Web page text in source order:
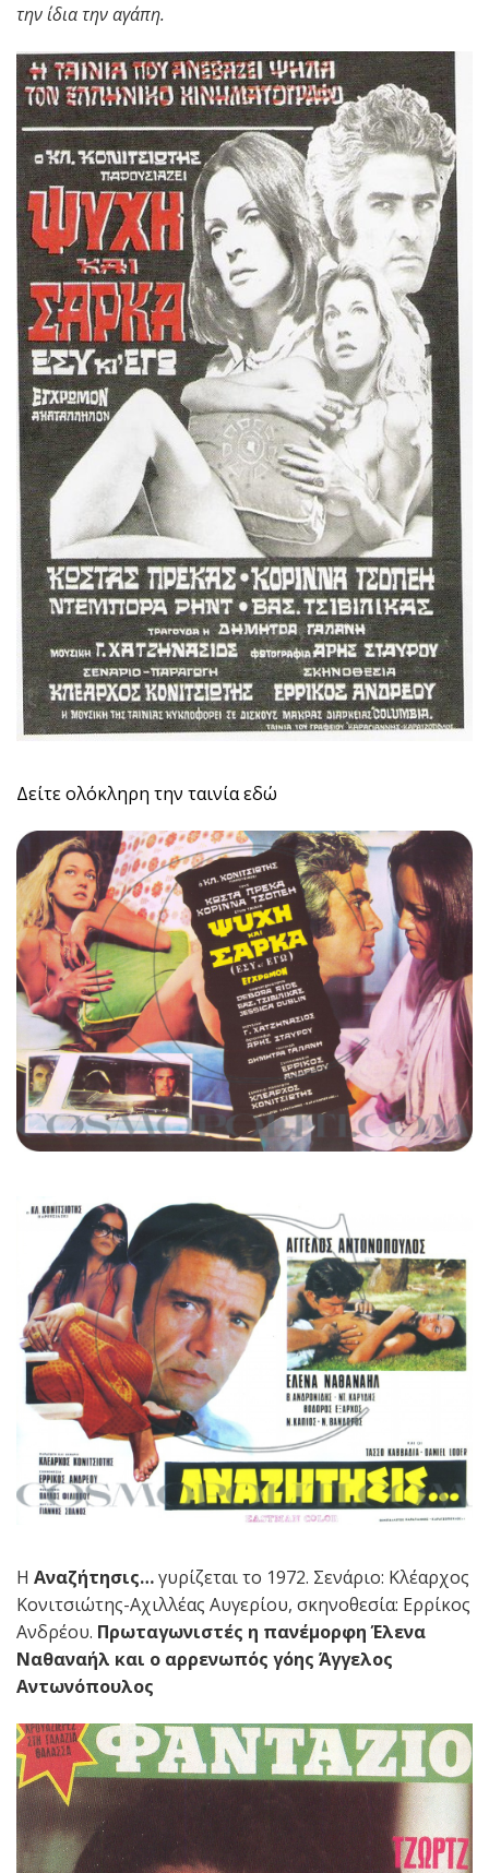
την ίδια την αγάπη.
Δείτε ολόκληρη την ταινία εδώ
Η Αναζήτησις…γυρίζεται το 1972. Σενάριο: Κλέαρχος
Κονιτσιώτης-Αχιλλέας Αυγερίου, σκηνοθεσία: Ερρίκος
Ανδρέου. Πρωταγωνιστές η πανέμορφη Έλενα
Ναθαναήλ και ο αρρενωπός γόης Άγγελος
Αντωνόπουλος